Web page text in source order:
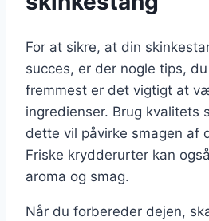
For at sikre, at din
succes, er der nogle tips,
fremmest er det vigtigt at
ingredienser. Brug kvalitets
dette vil påvirke smagen af
Friske krydderurter kan
aroma og smag.
Når du forbereder dejen,